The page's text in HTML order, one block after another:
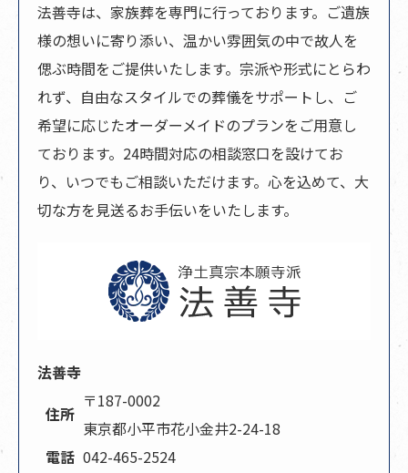
法善寺は、家族葬を専門に行っております。ご遺族
様の想いに寄り添い、温かい雰囲気の中で故人を
偲ぶ時間をご提供いたします。宗派や形式にとらわ
れず、自由なスタイルでの葬儀をサポートし、ご
希望に応じたオーダーメイドのプランをご用意し
ております。24時間対応の相談窓口を設けてお
り、いつでもご相談いただけます。心を込めて、大
切な方を見送るお手伝いをいたします。
法善寺
住所
〒187-0002
東京都小平市花小金井2-24-18
電話 042-465-2524